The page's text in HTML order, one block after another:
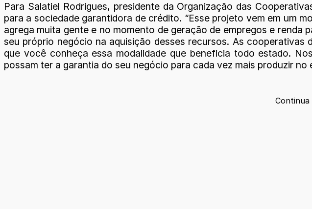
Para Salatiel Rodrigues, presidente da Organização das
para a sociedade garantidora de crédito. “Esse projeto vem em um
agrega muita gente e no momento de geração de empregos e
seu próprio negócio na aquisição desses recursos. As
que você conheça essa modalidade que beneficia todo estado.
possam ter a garantia do seu negócio para cada vez mais produzir no
Continua